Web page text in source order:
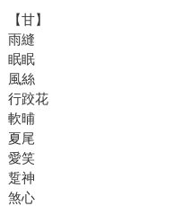
【甘】
雨縫
眠眠
風絲
行跤花
軟晡
夏尾
愛笑
踅神
煞心